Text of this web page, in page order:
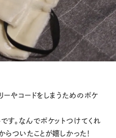
ーやコードをしまうためのポケ
す。なんでポケットつけてくれ
ついたことが嬉しかった！